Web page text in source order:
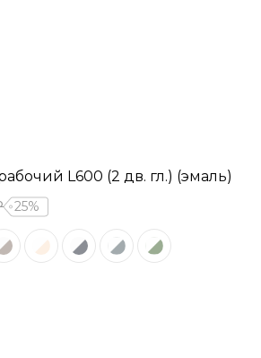
L600 (2 дв. гл.) (эмаль)
25%